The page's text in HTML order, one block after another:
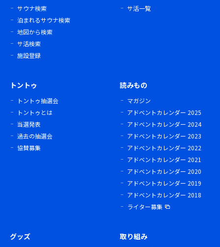
サウナ検索
泊まれるサウナ検索
地図から検索
サ活検索
施設登録
サ活一覧
トントゥ
トントゥ抽選会
トントゥとは
当選発表
過去の抽選会
協賛募集
読みもの
マガジン
アドベントカレンダー 2025
アドベントカレンダー 2024
アドベントカレンダー 2023
アドベントカレンダー 2022
アドベントカレンダー 2021
アドベントカレンダー 2020
アドベントカレンダー 2019
アドベントカレンダー 2018
ライター募集
グッズ 取り組み